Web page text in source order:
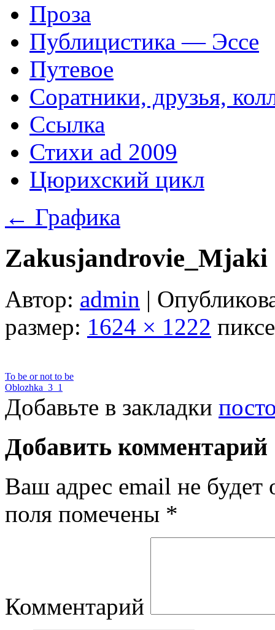
Проза
Публицистика — Эссе
Путевое
Соратники, друзья,
Ссылка
Стихи ad 2009
Цюрихский цикл
← Графика
Zakusjandrovie_Mjaki
Автор: admin |
размер: 1624 × 1222
To be or not to be
Oblozhka_3_1
Добавьте в закладки
Добавить комментарий
Ваш адрес email не будет
поля помечены *
Комментарий